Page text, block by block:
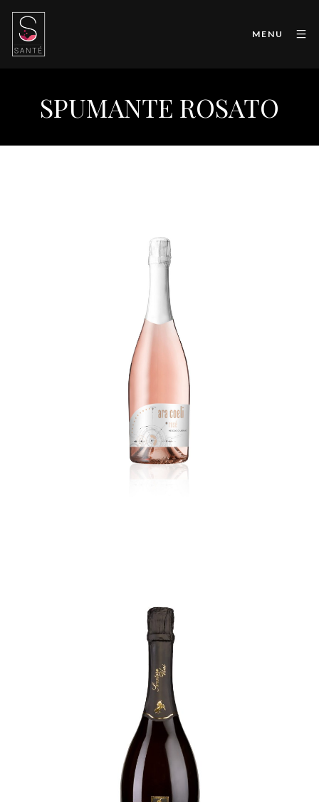
MENU
SPUMANTE ROSATO
Ara Coeli Spumante
Rosato
ADD TO CART
EUKÈ BIO Cuvée Rosè
16,00
€
ADD TO CART